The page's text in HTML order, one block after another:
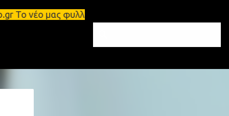
νέο μας φυλλάδιο